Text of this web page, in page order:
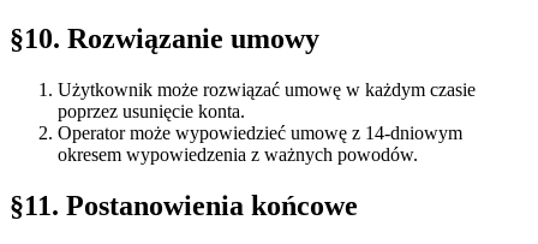
§10. Rozwiązanie umowy
Użytkownik może rozwiązać umowę w każdym czasie
poprzez usunięcie konta.
Operator może wypowiedzieć umowę z 14-dniowym
okresem wypowiedzenia z ważnych powodów.
§11. Postanowienia końcowe